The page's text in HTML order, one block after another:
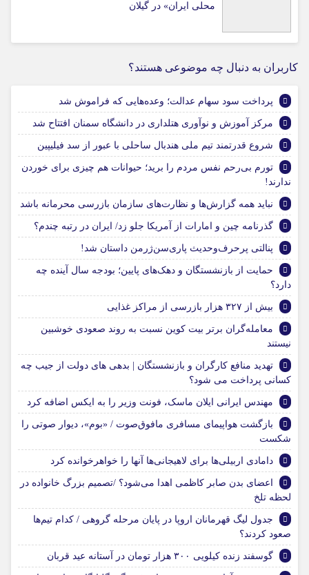
محلی ایران» در گیلان
کاربران به دنبال چه موضوعی هستند؟
پرداخت سود سهام عدالت؛ وعده‌هایی که فراموش شد
مرکز آموزش و نوآوری هتلداری در دانشگاه سمنان افتتاح شد
شروع قدرتمند تیم ملی هندبال ساحلی با عبور از سد فیلیپین
تورم بی‌رحم نفس مردم را برید؛ حیوانات هم چیزی برای خوردن
ندارند!
نباید همه گزارش‌ها و نظارت‌های سازمان بازرسی محرمانه باشد
گذرنامه چین و امارات از آمریکا جلو زد/ ایران در رتبه چندم؟
پنالتی پرحرف‌وحدیث پاری‌سن‌ژرمن داستان شد!
حمایت از بازنشستگان و دهک‌های پایین؛ بودجه سال آینده چه
دارد؟
بیش از ۳۲۷ هزار بازرسی از مراکز غذایی
معامله‌گران برتر بیت کوین نسبت به روند صعودی خوشبین
نیستند
تهدید منافع کارگران و بازنشستگان | بدهی های دولت از جیب چه
کسانی پرداخت می شود؟
مهندس ایرانی ایلان ماسک، فونت وزیر را به ایکس اضافه کرد
بازگشت هواپیمای مسافری مافوق‌صوت / «بوم»، دیوار صوتی را
شکست
دامادی اربیلی‌‌ها برای لاهیجانی‌‌ها آنها را خواهرخوانده کرد
اعضای بدن صابر کاظمی اهدا می‌شود؟ /تصمیم بزرگ خانواده در
لحظه تلخ
جدول لیگ قهرمانان اروپا در پایان مرحله گروهی / کدام تیم‌ها
صعود کردند؟
گوسفند زنده کیلویی ۳۰۰ هزار تومان در آستانه عید قربان